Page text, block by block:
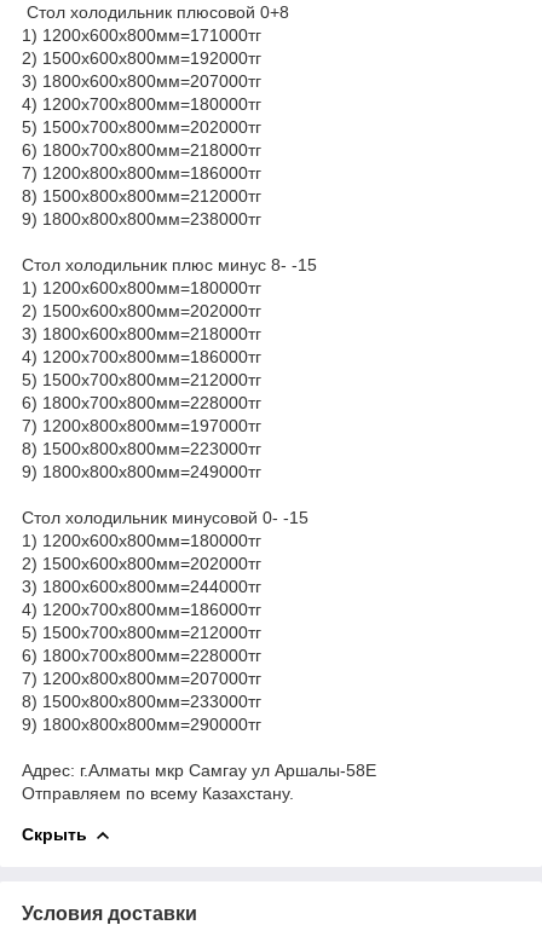
Стол холодильник плюсовой 0+8
1) 1200х600х800мм=171000тг
2) 1500х600х800мм=192000тг
3) 1800х600х800мм=207000тг
4) 1200х700х800мм=180000тг
5) 1500х700х800мм=202000тг
6) 1800х700х800мм=218000тг
7) 1200х800х800мм=186000тг
8) 1500х800х800мм=212000тг
9) 1800х800х800мм=238000тг
Стол холодильник плюс минус 8- -15
1) 1200х600х800мм=180000тг
2) 1500х600х800мм=202000тг
3) 1800х600х800мм=218000тг
4) 1200х700х800мм=186000тг
5) 1500х700х800мм=212000тг
6) 1800х700х800мм=228000тг
7) 1200х800х800мм=197000тг
8) 1500х800х800мм=223000тг
9) 1800х800х800мм=249000тг
Стол холодильник минусовой 0- -15
1) 1200х600х800мм=180000тг
2) 1500х600х800мм=202000тг
3) 1800х600х800мм=244000тг
4) 1200х700х800мм=186000тг
5) 1500х700х800мм=212000тг
6) 1800х700х800мм=228000тг
7) 1200х800х800мм=207000тг
8) 1500х800х800мм=233000тг
9) 1800х800х800мм=290000тг
Адрес: г.Алматы мкр Самгау ул Аршалы-58Е
Отправляем по всему Казахстану.
Скрыть
Условия доставки